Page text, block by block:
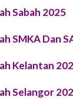
Sabah 2025
SMKA Dan
Kelantan
Selangor